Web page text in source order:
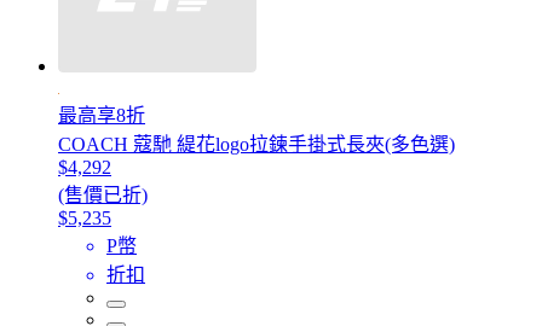
最高享8折
COACH 蔻馳 緹花logo拉鍊手掛式長夾(多色選)
$4,292
(售價已折)
$5,235
P幣
折扣